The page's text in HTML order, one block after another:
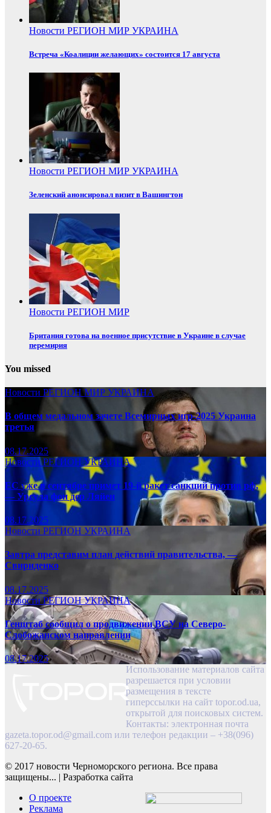
Новости РЕГИОН МИР УКРАИНА
Встреча «Коалиции желающих» состоится 17 августа
Новости РЕГИОН МИР УКРАИНА
Зеленский анонсировал визит в Вашингтон
Новости РЕГИОН МИР
Британия готова на военное присутствие в Украине в случае
перемирия
You missed
Новости РЕГИОНМИР УКРАИНА
В общем медальном зачете Всемирных игр-2025 Украина
третья
08.17.2025
НовостиРЕГИОНУКРАИНА
ЕС уже в сентябре примет 19-й ракет санкций против рф,
— Урсула фон дер Ляйен
08.17.2025
Новости РЕГИОН УКРАИНА
Завтра представим план действий правительства, —
Свириденко
08.17.2025
НовостиРЕГИОНУКРАИНА
Генштаб сообщил о продвижении ВСУ на Северо-
Слобожанском направлении
08.17.2025
Использование материалов сайта
разрешается при условии
размещения в тексте
гиперссылки на сайт topor.od.ua,
открытой для поисковых систем.
Контакты: электронная почта
gazeta.topor.od@gmail.com или телефон редакции – +38(096)
627-20-65.
© 2017 новости Черноморского региона. Все права
защищены... | Разработка сайта
О проекте
Реклама